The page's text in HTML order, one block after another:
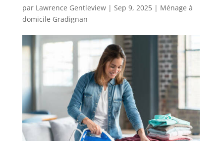
par Lawrence Gentleview| Sep 9, 2025| Ménage à
domicile Gradignan